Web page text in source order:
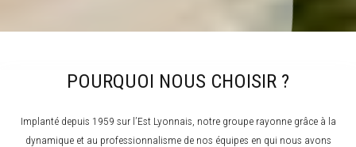
POURQUOI NOUS CHOISIR ?
Implanté depuis 1959 sur l’Est Lyonnais, notre groupe rayonne grâce à la
dynamique et au professionnalisme de nos équipes en qui nous avons